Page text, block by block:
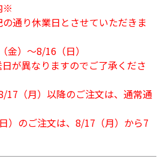
※
通り休業日とさせていただきま
金）～8/16（日）
が異なりますのでご了承くださ
17（月）以降のご注文は、通常通
）のご注文は、8/17（月）から7